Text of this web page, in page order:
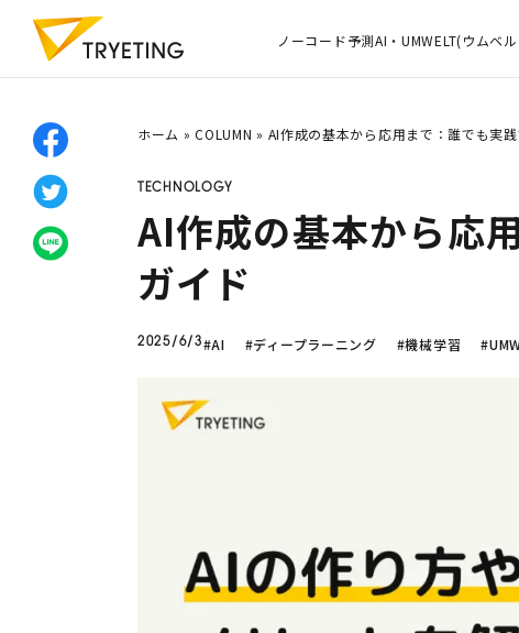
ノーコード予測AI・UMWELT(ウムベ
ホーム »COLUMN » AI作成の基本から応用まで：誰でも実
TECHNOLOGY
AI作成の基本から応
ガイド
2025/6/3#AI #ディープラーニング #機械学習